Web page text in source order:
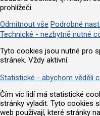
prohlížeči.
Odmítnout vše Podrobné
Technické - nezbytně nutné
Tyto cookies jsou nutné pro
stránek. Vždy aktivní.
Statistické - abychom věděli
Čím víc lidí má statistické
stránky vyladit. Tyto cookies
web používají, které stránky